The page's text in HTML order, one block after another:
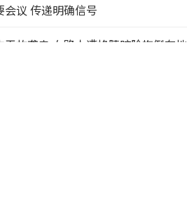
议 传递明确信号
无故袭击 女路人遭掐脖咬脸拖倒在地